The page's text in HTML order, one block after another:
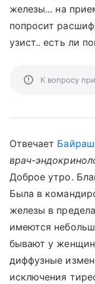
железы... на
попросит
узист.. есть ли
К вопросу
Отвечает
врач-
Доброе утро.
Была в
железы в
имеются
бывают у
диффузные
исключения